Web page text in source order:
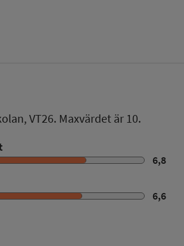
VT26. Maxvärdet är 10.
6,8
6,6